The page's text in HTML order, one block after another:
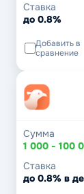
Ставка
до 0.8%
Добавить в
сравнение
Сумма
1 000 - 100
Ставка
до 0.8% в